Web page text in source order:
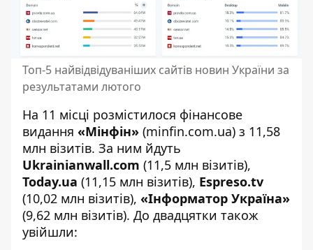
Топ-5 найвідвідуваніших сайтів новин України за
результатами лютого
На 11 місці розмістилося фінансове
видання «Мінфін» (minfin.com.ua) з 11,58
млн візитів. За ним йдуть
Ukrainianwall.com (11,5 млн візитів),
Today.ua (11,15 млн візитів), Espreso.tv
(10,02 млн візитів), «Інформатор Україна»
(9,62 млн візитів). До двадцятки також
увійшли: